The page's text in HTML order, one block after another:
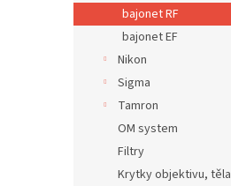
n
e
bajonet RF
bajonet EF
Nikon
Sigma
Tamron
OM system
Filtry
Krytky objektivu, těla